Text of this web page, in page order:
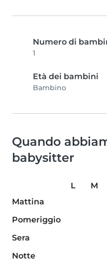
Numero di
1
Età dei bambini
Bambino
Quando
babysitter
L M
Mattina
Pomeriggio
Sera
Notte